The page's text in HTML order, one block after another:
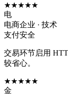
★★★★★
电
电商企业 · 技术
支付安全
交易环节启用
较省心。
★★★★★
金